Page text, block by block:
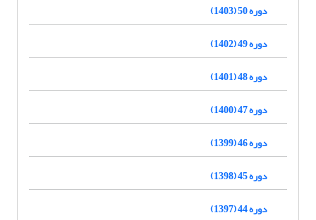
دوره 50 (1403)
دوره 49 (1402)
دوره 48 (1401)
دوره 47 (1400)
دوره 46 (1399)
دوره 45 (1398)
دوره 44 (1397)